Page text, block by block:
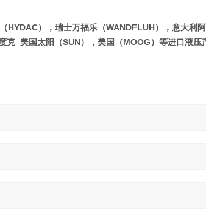
HYDAC），瑞士万福乐（WANDFLUH），意大利
克 美国太阳（SUN），美国（MOOG）等进口液压